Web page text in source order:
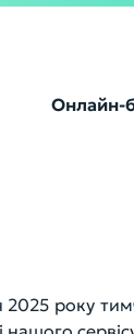
Онлайн-
року